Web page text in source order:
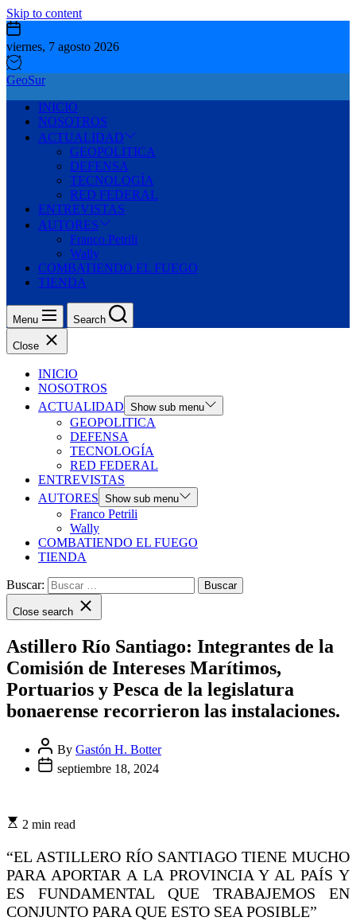
Skip to content
viernes, 7 agosto 2026
GeoSur
INICIO
NOSOTROS
ACTUALIDAD
GEOPOLITICA
DEFENSA
TECNOLOGÍA
RED FEDERAL
ENTREVISTAS
AUTORES
Franco Petrili
Wally
COMBATIENDO EL FUEGO
TIENDA
Menu Search
Close
INICIO
NOSOTROS
ACTUALIDAD Show sub menu
GEOPOLITICA
DEFENSA
TECNOLOGÍA
RED FEDERAL
ENTREVISTAS
AUTORES Show sub menu
Franco Petrili
Wally
COMBATIENDO EL FUEGO
TIENDA
Buscar:
Close search
Astillero Río Santiago: Integrantes de la
Comisión de Intereses Marítimos,
Portuarios y Pesca de la legislatura
bonaerense recorrieron las instalaciones.
By Gastón H. Botter
septiembre 18, 2024
2 min read
“EL ASTILLERO RÍO SANTIAGO TIENE MUCHO
PARA APORTAR A LA PROVINCIA Y AL PAÍS Y
ES FUNDAMENTAL QUE TRABAJEMOS EN
CONJUNTO PARA QUE ESTO SEA POSIBLE”